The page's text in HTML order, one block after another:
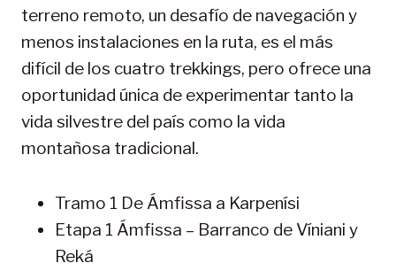
terreno remoto, un desafío de navegación y
menos instalaciones en la ruta, es el más
difícil de los cuatro trekkings, pero ofrece una
oportunidad única de experimentar tanto la
vida silvestre del país como la vida
montañosa tradicional.
Tramo 1 De Ámfissa a Karpenísi
Etapa 1 Ámfissa – Barranco de Víniani y
Reká